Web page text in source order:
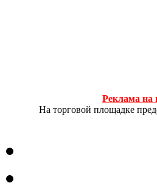
Реклама на
На торговой площадке